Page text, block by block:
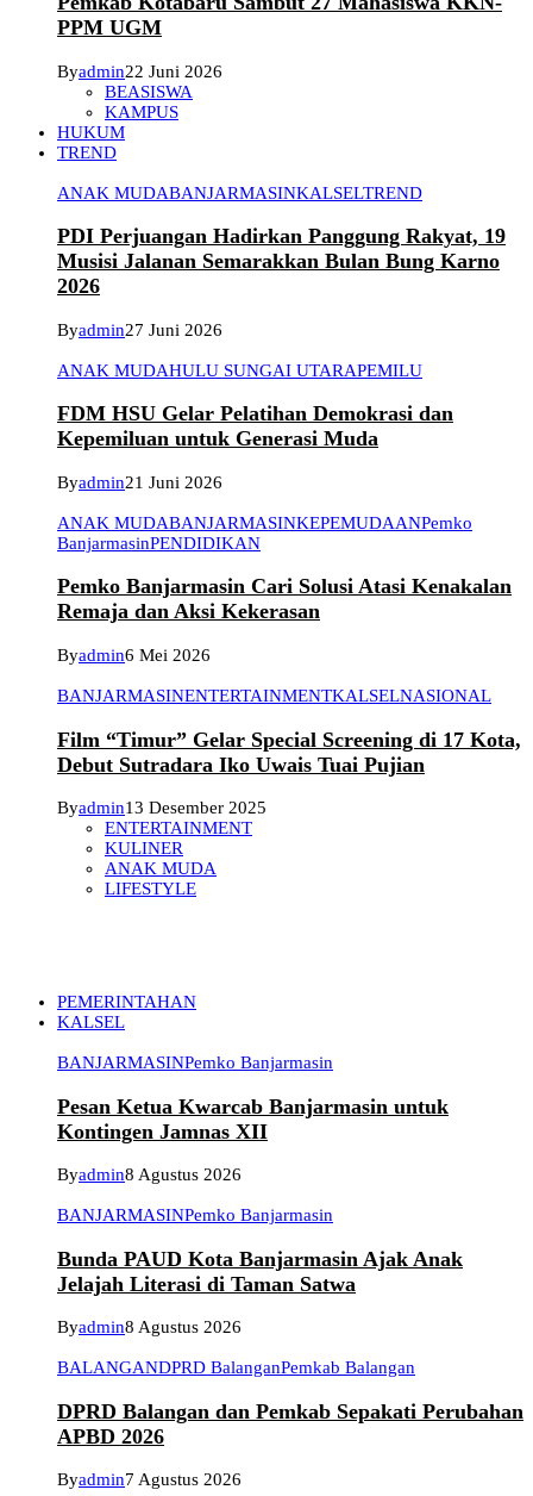
PPM UGM
Byadmin22 Juni 2026
BEASISWA
KAMPUS
HUKUM
TREND
ANAK MUDABANJARMASINKALSELTREND
PDI Perjuangan Hadirkan Panggung Rakyat, 19
Musisi Jalanan Semarakkan Bulan Bung Karno
2026
Byadmin27 Juni 2026
ANAK MUDAHULU SUNGAI UTARAPEMILU
FDM HSU Gelar Pelatihan Demokrasi dan
Kepemiluan untuk Generasi Muda
Byadmin21 Juni 2026
ANAK MUDABANJARMASINKEPEMUDAANPemko
BanjarmasinPENDIDIKAN
Pemko Banjarmasin Cari Solusi Atasi Kenakalan
Remaja dan Aksi Kekerasan
Byadmin6 Mei 2026
BANJARMASINENTERTAINMENTKALSELNASIONAL
Film “Timur” Gelar Special Screening di 17 Kota,
Debut Sutradara Iko Uwais Tuai Pujian
Byadmin13 Desember 2025
ENTERTAINMENT
KULINER
ANAK MUDA
LIFESTYLE
PEMERINTAHAN
KALSEL
BANJARMASINPemko Banjarmasin
Pesan Ketua Kwarcab Banjarmasin untuk
Kontingen Jamnas XII
Byadmin8 Agustus 2026
BANJARMASINPemko Banjarmasin
Bunda PAUD Kota Banjarmasin Ajak Anak
Jelajah Literasi di Taman Satwa
Byadmin8 Agustus 2026
BALANGANDPRD BalanganPemkab Balangan
DPRD Balangan dan Pemkab Sepakati Perubahan
APBD 2026
Byadmin7 Agustus 2026